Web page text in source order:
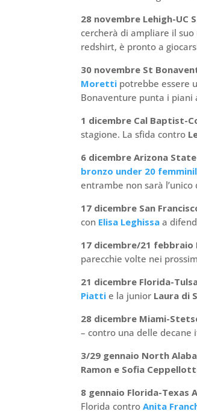
28 novembre Lehigh-UC
cercherà di ampliare il
redshirt, è pronto a
30 novembre St
Moretti potrebbe essere
Bonaventure punta i piani
1 dicembre Cal Baptist-
stagione. La sfida contro
6 dicembre Arizona
bronzo under 20
entrambe non sarà l’unico
17 dicembre San
con Elisa Leghissa a
17 dicembre/21 febbraio
parecchie volte nei
21 dicembre Florida-
Piatti e la junior Laura di
28 dicembre Miami-
– contro una delle decane
3/29 gennaio North
Ramon e Sofia
8 gennaio Florida-Texas
Florida controAnita